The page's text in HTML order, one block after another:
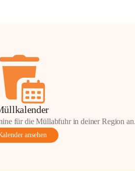
für die Müllabfuhr in deiner Region
ansehen